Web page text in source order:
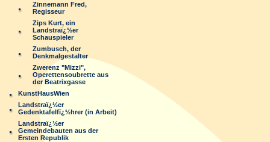
Zinnemann Fred,
Regisseur
Zips Kurt, ein
Landstraï¿½er
Schauspieler
Zumbusch, der
Denkmalgestalter
Zwerenz "Mizzi",
Operettensoubrette aus
der Beatrixgasse
KunstHausWien
Landstraï¿½er
Gedenktafelfï¿½hrer (in Arbeit)
Landstraï¿½er
Gemeindebauten aus der
Ersten Republik